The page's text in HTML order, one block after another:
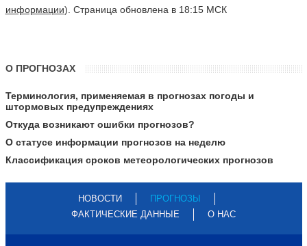
информации). Страница обновлена в 18:15 МСК
О ПРОГНОЗАХ
Терминология, применяемая в прогнозах погоды и
штормовых предупреждениях
Откуда возникают ошибки прогнозов?
О статусе информации прогнозов на неделю
Классификация сроков метеорологических прогнозов
НОВОСТИ
ПРОГНОЗЫ
ФАКТИЧЕСКИЕ ДАННЫЕ
О НАС